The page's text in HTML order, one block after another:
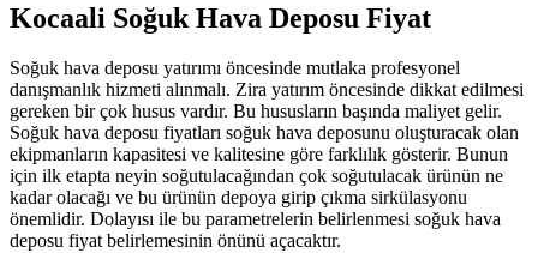
Kocaali Soğuk Hava Deposu Fiyat
Soğuk hava deposu yatırımı öncesinde mutlaka profesyonel
danışmanlık hizmeti alınmalı. Zira yatırım öncesinde dikkat edilmesi
gereken bir çok husus vardır. Bu hususların başında maliyet gelir.
Soğuk hava deposu fiyatları soğuk hava deposunu oluşturacak olan
ekipmanların kapasitesi ve kalitesine göre farklılık gösterir. Bunun
için ilk etapta neyin soğutulacağından çok soğutulacak ürünün ne
kadar olacağı ve bu ürünün depoya girip çıkma sirkülasyonu
önemlidir. Dolayısı ile bu parametrelerin belirlenmesi soğuk hava
deposu fiyat belirlemesinin önünü açacaktır.